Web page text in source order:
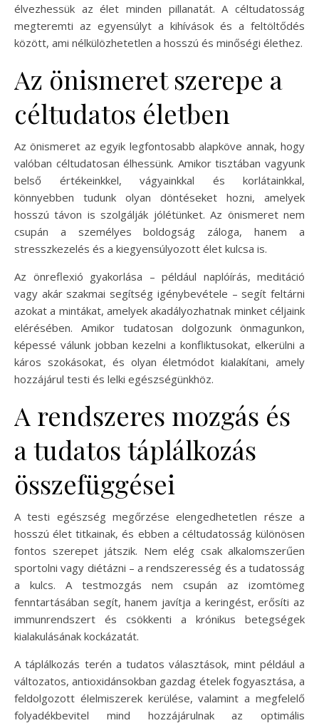
élvezhessük az élet minden pillanatát. A céltudatosság
megteremti az egyensúlyt a kihívások és a feltöltődés
között, ami nélkülözhetetlen a hosszú és minőségi élethez.
Az önismeret szerepe a
céltudatos életben
Az önismeret az egyik legfontosabb alapköve annak, hogy
valóban céltudatosan élhessünk. Amikor tisztában vagyunk
belső értékeinkkel, vágyainkkal és korlátainkkal,
könnyebben tudunk olyan döntéseket hozni, amelyek
hosszú távon is szolgálják jólétünket. Az önismeret nem
csupán a személyes boldogság záloga, hanem a
stresszkezelés és a kiegyensúlyozott élet kulcsa is.
Az önreflexió gyakorlása – például naplóírás, meditáció
vagy akár szakmai segítség igénybevétele – segít feltárni
azokat a mintákat, amelyek akadályozhatnak minket céljaink
elérésében. Amikor tudatosan dolgozunk önmagunkon,
képessé válunk jobban kezelni a konfliktusokat, elkerülni a
káros szokásokat, és olyan életmódot kialakítani, amely
hozzájárul testi és lelki egészségünkhöz.
A rendszeres mozgás és
a tudatos táplálkozás
összefüggései
A testi egészség megőrzése elengedhetetlen része a
hosszú élet titkainak, és ebben a céltudatosság különösen
fontos szerepet játszik. Nem elég csak alkalomszerűen
sportolni vagy diétázni – a rendszeresség és a tudatosság
a kulcs. A testmozgás nem csupán az izomtömeg
fenntartásában segít, hanem javítja a keringést, erősíti az
immunrendszert és csökkenti a krónikus betegségek
kialakulásának kockázatát.
A táplálkozás terén a tudatos választások, mint például a
változatos, antioxidánsokban gazdag ételek fogyasztása, a
feldolgozott élelmiszerek kerülése, valamint a megfelelő
folyadékbevitel mind hozzájárulnak az optimális